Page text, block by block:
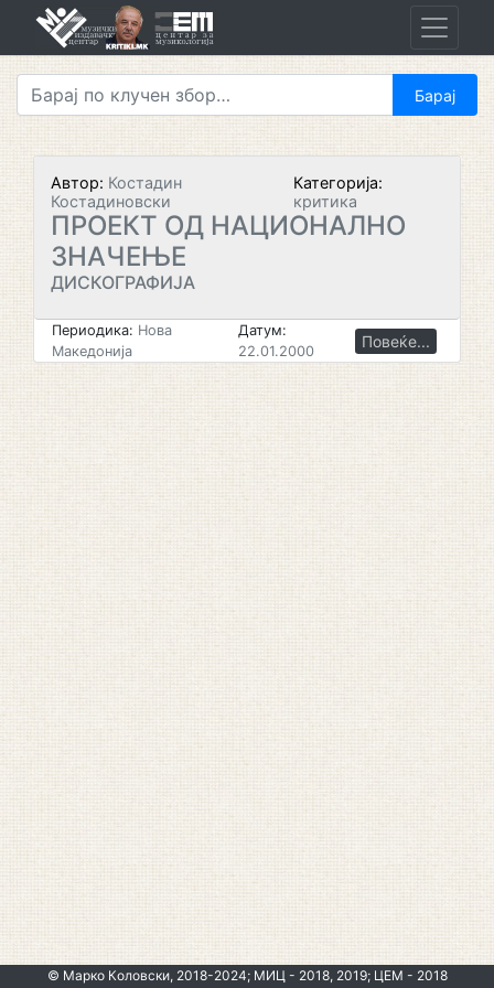
Автор: Костадин
Костадиновски
Категорија:
критика
ПРОЕКТ ОД НАЦИОНАЛНО
ЗНАЧЕЊЕ
ДИСКОГРАФИЈА
Периодика: Нова
Македонија
Датум:
22.01.2000
Повеќе...
© Марко Коловски, 2018-2024; МИЦ - 2018, 2019; ЦЕМ - 2018